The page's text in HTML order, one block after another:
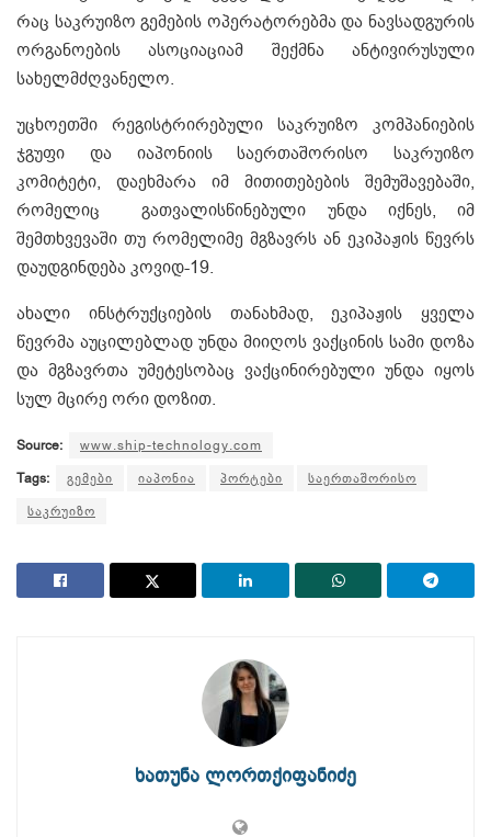
რაც საკრუიზო გემების ოპერატორებმა და ნავსადგურის
ორგანოების ასოციაციამ შექმნა ანტივირუსული
სახელმძღვანელო.
უცხოეთში რეგისტრირებული საკრუიზო კომპანიების
ჯგუფი და იაპონიის საერთაშორისო საკრუიზო
კომიტეტი, დაეხმარა იმ მითითებების შემუშავებაში,
რომელიც გათვალისწინებული უნდა იქნეს, იმ
შემთხვევაში თუ რომელიმე მგზავრს ან ეკიპაჟის წევრს
დაუდგინდება კოვიდ-19.
ახალი ინსტრუქციების თანახმად, ეკიპაჟის ყველა
წევრმა აუცილებლად უნდა მიიღოს ვაქცინის სამი დოზა
და მგზავრთა უმეტესობაც ვაქცინირებული უნდა იყოს
სულ მცირე ორი დოზით.
Source:
www.ship-technology.com
Tags:
გემები იაპონია პორტები
საერთაშორისო
საკრუიზო
ხათუნა ლორთქიფანიძე